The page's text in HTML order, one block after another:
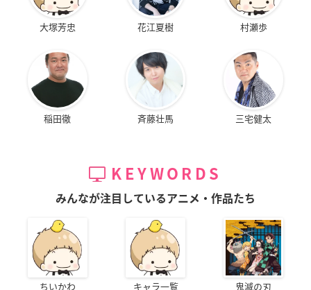
大塚芳忠 花江夏樹 村瀬歩
稲田徹 斉藤壮馬 三宅健太
KEYWORDS
みんなが注目しているアニメ・作品たち
ちいかわ キャラ一覧 鬼滅の刃